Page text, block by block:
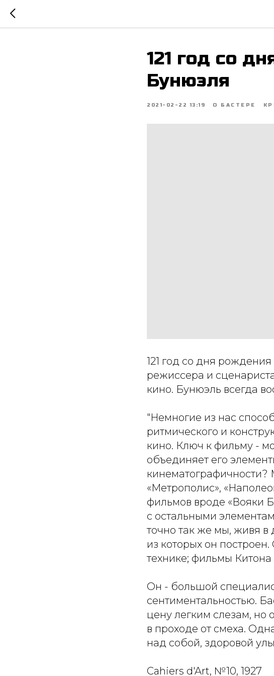
121 год со
Бунюэля
2021-02-22 13:19 О БАСТЕРЕ
121 год со дня
режиссера и
кино. Бунюэль всегда
"Немногие из нас
ритмического и
кино. Ключ к фильму -
объединяет его
кинематографичности?
«Метрополис»,
фильмов вроде «Вояки
с остальными
точно так же мы, живя в
из которых он
технике; фильмы Китона
Он - большой
сентиментальностью.
цену легким слезам, но
в проходе от смеха.
над собой, здоровой
Cahiers d'Art, №10, 1927